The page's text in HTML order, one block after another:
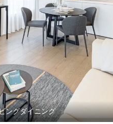
ングダイニング